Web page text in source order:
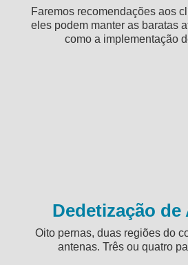
Faremos recomendações aos
eles podem manter as baratas
como a implementação
Dedetização de
Oito pernas, duas regiões do
antenas. Três ou quatro